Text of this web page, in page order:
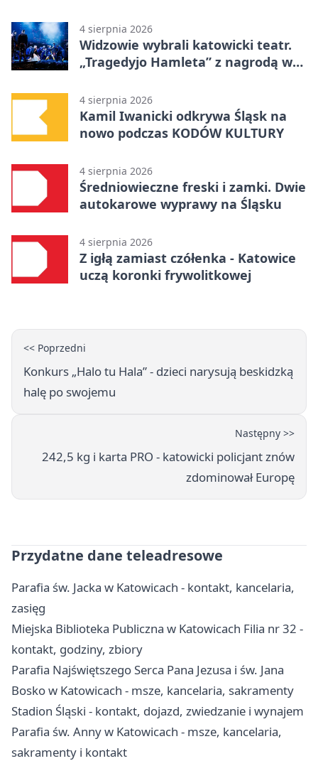
4 sierpnia 2026
Widzowie wybrali katowicki teatr.
„Tragedyjo Hamleta” z nagrodą w
4 sierpnia 2026
Kamil Iwanicki odkrywa Śląsk na
nowo podczas KODÓW KULTURY
4 sierpnia 2026
Średniowieczne freski i zamki. Dwie
autokarowe wyprawy na Śląsku
4 sierpnia 2026
Z igłą zamiast czółenka - Katowice
uczą koronki frywolitkowej
<< Poprzedni
Konkurs „Halo tu Hala” - dzieci narysują beskidzką
halę po swojemu
Następny >>
242,5 kg i karta PRO - katowicki policjant znów
zdominował Europę
Przydatne dane teleadresowe
Parafia św. Jacka w Katowicach - kontakt, kancelaria,
zasięg
Miejska Biblioteka Publiczna w Katowicach Filia nr 32 -
kontakt, godziny, zbiory
Parafia Najświętszego Serca Pana Jezusa i św. Jana
Bosko w Katowicach - msze, kancelaria, sakramenty
Stadion Śląski - kontakt, dojazd, zwiedzanie i wynajem
Parafia św. Anny w Katowicach - msze, kancelaria,
sakramenty i kontakt